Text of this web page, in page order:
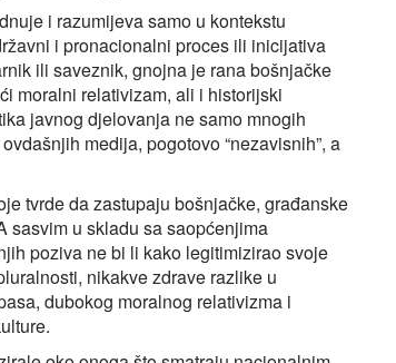
i razumijeva samo u kontekstu
i pronacionalni proces ili inicijativa
ili saveznik, gnojna je rana bošnjačke
moralni relativizam, ali i historijski
javnog djelovanja ne samo mnogih
medija, pogotovo “nezavisnih”, a
tvrde da zastupaju bošnjačke, građanske
sasvim u skladu sa saopćenjima
poziva ne bi li kako legitimizirao svoje
nikakve zdrave razlike u
dubokog moralnog relativizma i